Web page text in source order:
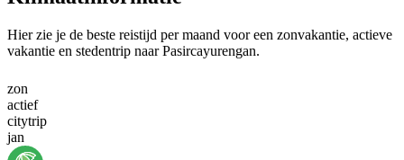
Hier zie je de beste reistijd per maand voor een zonvakantie, actieve
vakantie en stedentrip naar Pasircayurengan.
zon
actief
citytrip
jan